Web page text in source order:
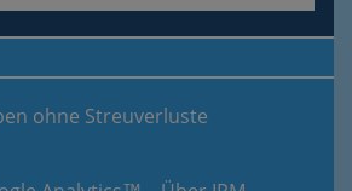
ohne Streuverluste